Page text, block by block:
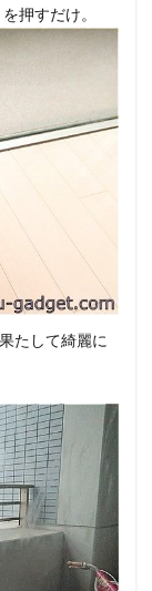
押すだけ。
たして綺麗に